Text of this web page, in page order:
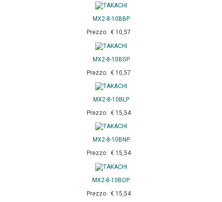
MX2-8-10BBP
Prezzo: € 10,57
MX2-8-10BGP
Prezzo: € 10,57
MX2-8-10BLP
Prezzo: € 15,54
MX2-8-10BNP
Prezzo: € 15,54
MX2-8-10BOP
Prezzo: € 15,54